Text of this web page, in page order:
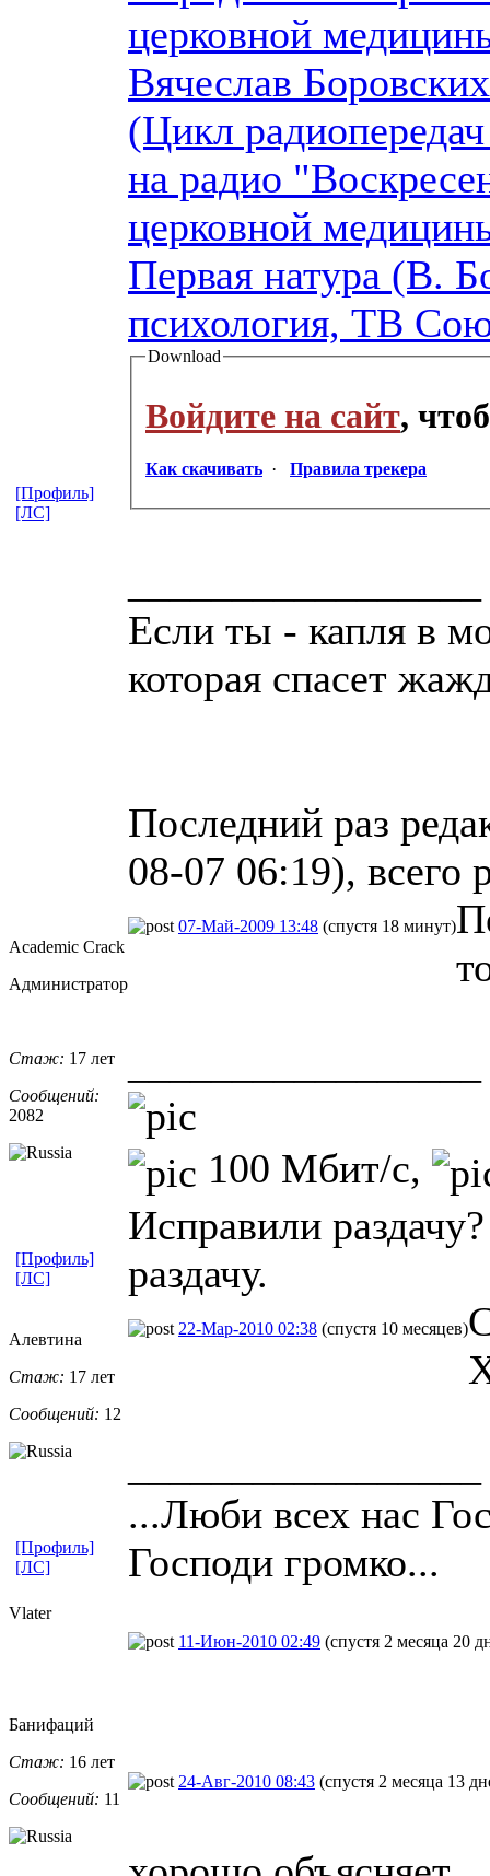
церковной
Вячеслав
(Цикл
на радио
церковной
Первая натура (В.
психология, ТВ
Download
Войдите на сайт,
Как скачивать · Правила трекера
Если ты - капля в
которая спасет
Последний раз
08-07 06:19), всего
[Профиль]
[ЛС]
Academic Crack
Администратор
Стаж: 17 лет
Сообщений:
2082
07-Май-2009 13:48 (спустя 18 минут)
100 Мбит/с,
Исправили
раздачу.
[Профиль]
[ЛС]
Алевтина
Стаж: 17 лет
Сообщений: 12
22-Мар-2010 02:38 (спустя 10 месяцев)
...Люби всех нас
Господи громко...
[Профиль]
[ЛС]
Vlater
11-Июн-2010 02:49 (спустя 2 месяца 20
Банифаций
Стаж: 16 лет
Сообщений: 11
24-Авг-2010 08:43 (спустя 2 месяца 13